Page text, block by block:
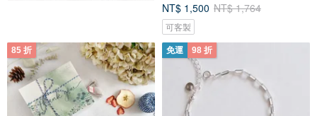
NT$ 1,500 NT$ 1,764
可客製
85 折 免運 98 折